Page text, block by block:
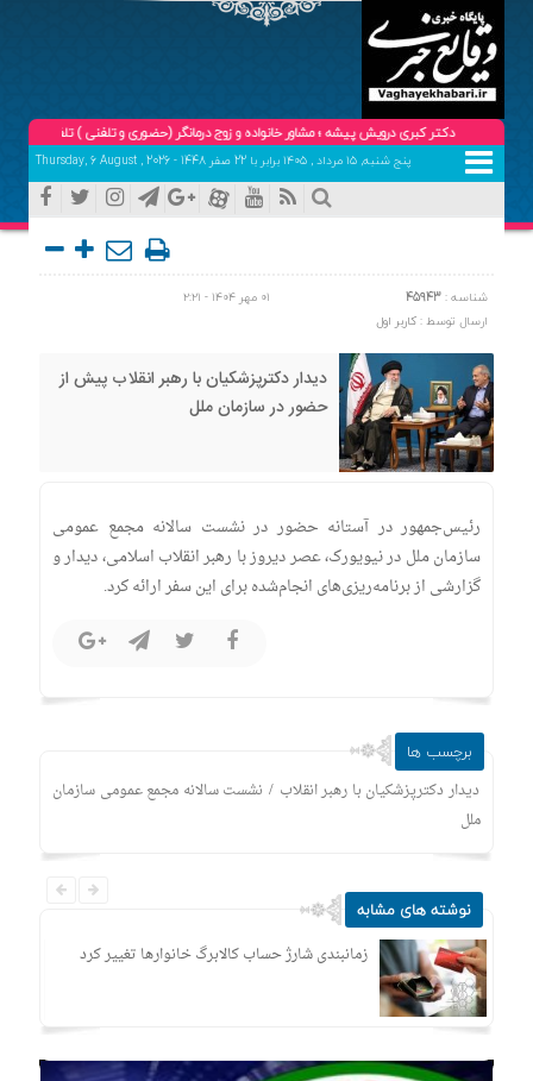
دکتر کبری درویش پیشه ؛ مشاور خانواده و زوج درمانگر (حضوری و تلفنی ) تلفن هماهنگی و تعیین
پنج شنبه, ۱۵ مرداد , ۱۴۰۵ برابر با 22 صفر 1448 - Thursday, 6 August , 2026
شناسه :45943
۰۱ مهر ۱۴۰۴ - ۲:۲۱
ارسال توسط :کاربر اول
دیدار دکترپزشکیان با رهبر انقلاب پیش از
حضور در سازمان ملل
رئیس‌جمهور در آستانه حضور در نشست سالانه مجمع عمومی
سازمان ملل در نیویورک، عصر دیروز با رهبر انقلاب اسلامی، دیدار و
گزارشی از برنامه‌ریزی‌های انجام‌شده برای این سفر ارائه کرد.
برچسب ها
دیدار دکترپزشکیان با رهبر انقلاب / نشست سالانه مجمع عمومی سازمان
ملل
نوشته های مشابه
زمانبندی‌ شارژ حساب کالابرگ خانوارها تغییر کرد